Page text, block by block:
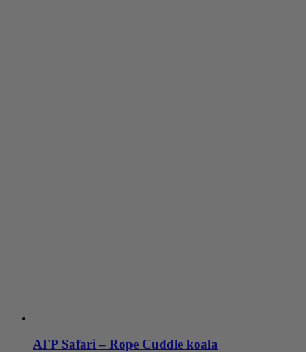
AFP Safari – Rope Cuddle koala